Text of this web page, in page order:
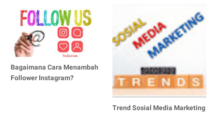
Bagaimana Cara Menambah
Follower Instagram?
Trend Sosial Media Marketing